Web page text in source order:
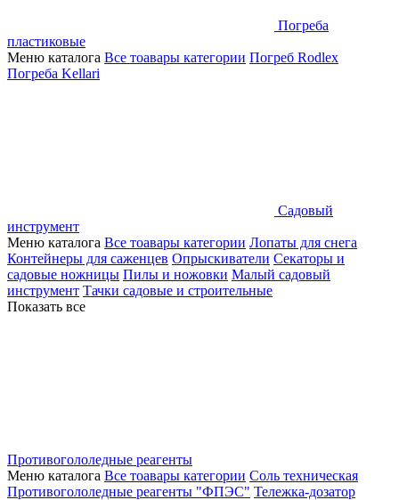
Погреба
пластиковые
Меню каталога Все тоавары категории Погреб Rodlex
Погреба Kellari
Садовый
инструмент
Меню каталога Все тоавары категории Лопаты для снега
Контейнеры для саженцев Опрыскиватели Секаторы и
садовые ножницы Пилы и ножовки Малый садовый
инструмент Тачки садовые и строительные
Показать все
Противогололедные реагенты
Меню каталога Все тоавары категории Соль техническая
Противогололедные реагенты "ФПЭС" Тележка-дозатор